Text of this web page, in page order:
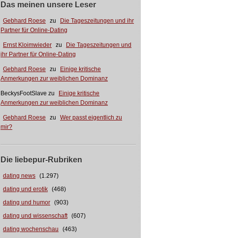
Das meinen unsere Leser
Gebhard Roese zu
Die Tageszeitungen und ihr
Partner für Online-Dating
Ernst Kloimwieder zu
Die Tageszeitungen und
ihr Partner für Online-Dating
Gebhard Roese zu
Einige kritische
Anmerkungen zur weiblichen Dominanz
BeckysFootSlave zu
Einige kritische
Anmerkungen zur weiblichen Dominanz
Gebhard Roese zu
Wer passt eigentlich zu
mir?
Die liebepur-Rubriken
dating news (1.297)
dating und erotik (468)
dating und humor (903)
dating und wissenschaft (607)
dating wochenschau
(463)